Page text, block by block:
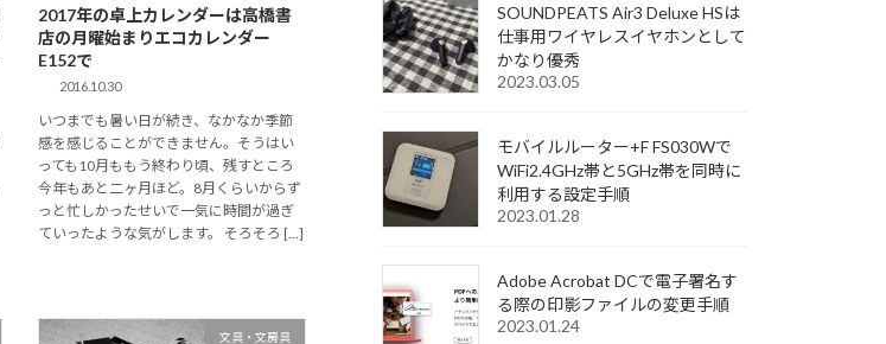
2017年の卓上カレンダーは高橋書
店の月曜始まりエコカレンダー
E152で
2016.10.30
いつまでも暑い日が続き、なかなか季節
感を感じることができません。そうはい
っても10月ももう終わり頃、残すところ
今年もあと二ヶ月ほど。8月くらいからず
っと忙しかったせいで一気に時間が過ぎ
ていったような気がします。 そろそろ […]
文具・文房具
SOUNDPEATS Air3 Deluxe HSは
仕事用ワイヤレスイヤホンとして
かなり優秀
2023.03.05
モバイルルーター+F FS030Wで
WiFi2.4GHz帯と5GHz帯を同時に
利用する設定手順
2023.01.28
Adobe Acrobat DCで電子署名す
る際の印影ファイルの変更手順
2023.01.24